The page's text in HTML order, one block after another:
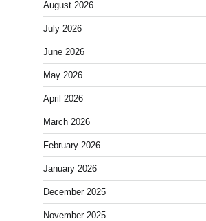
August 2026
July 2026
June 2026
May 2026
April 2026
March 2026
February 2026
January 2026
December 2025
November 2025